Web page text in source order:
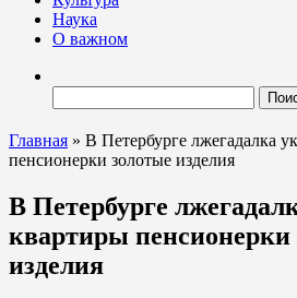
Наука
О важном
Главная » В Петербурге лжегадалка
пенсионерки золотые изделия
В Петербурге
квартиры пенсионерки
изделия